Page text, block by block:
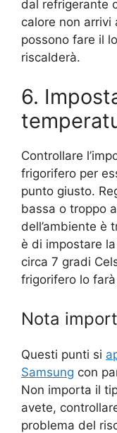
dal refrigerante
calore non arrivi
possono fare il
riscalderà.
6.
Controllare
frigorifero per
punto giusto.
bassa o troppo
dell’ambiente è
è di impostare
circa 7 gradi
frigorifero lo
Nota
Questi punti si
Samsung con
Non importa il
avete,
problema del